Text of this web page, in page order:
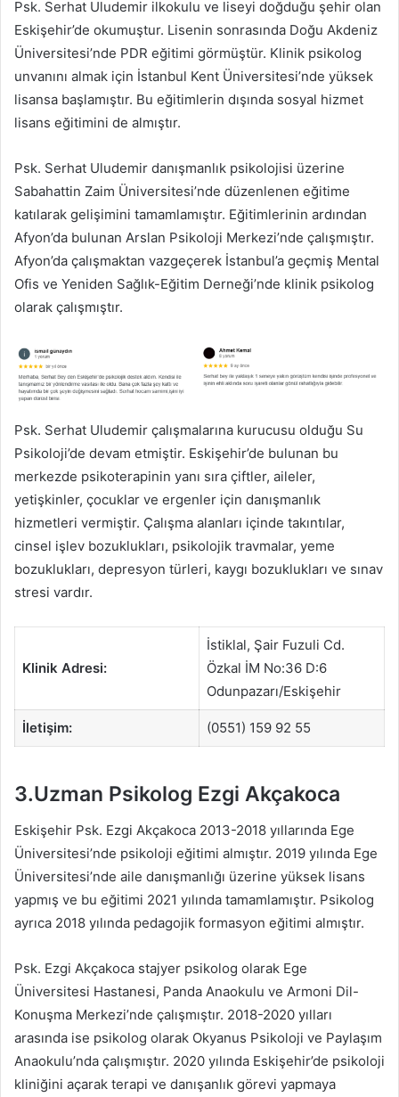
Psk. Serhat Uludemir ilkokulu ve liseyi doğduğu şehir olan
Eskişehir’de okumuştur. Lisenin sonrasında Doğu Akdeniz
Üniversitesi’nde PDR eğitimi görmüştür. Klinik psikolog
unvanını almak için İstanbul Kent Üniversitesi’nde yüksek
lisansa başlamıştır. Bu eğitimlerin dışında sosyal hizmet
lisans eğitimini de almıştır.
Psk. Serhat Uludemir danışmanlık psikolojisi üzerine
Sabahattin Zaim Üniversitesi’nde düzenlenen eğitime
katılarak gelişimini tamamlamıştır. Eğitimlerinin ardından
Afyon’da bulunan Arslan Psikoloji Merkezi’nde çalışmıştır.
Afyon’da çalışmaktan vazgeçerek İstanbul’a geçmiş Mental
Ofis ve Yeniden Sağlık-Eğitim Derneği’nde klinik psikolog
olarak çalışmıştır.
Psk. Serhat Uludemir çalışmalarına kurucusu olduğu Su
Psikoloji’de devam etmiştir. Eskişehir’de bulunan bu
merkezde psikoterapinin yanı sıra çiftler, aileler,
yetişkinler, çocuklar ve ergenler için danışmanlık
hizmetleri vermiştir. Çalışma alanları içinde takıntılar,
cinsel işlev bozuklukları, psikolojik travmalar, yeme
bozuklukları, depresyon türleri, kaygı bozuklukları ve sınav
stresi vardır.
Klinik Adresi:
İstiklal, Şair Fuzuli Cd.
Özkal İM No:36 D:6
Odunpazarı/Eskişehir
İletişim: (0551) 159 92 55
3.Uzman Psikolog Ezgi Akçakoca
Eskişehir Psk. Ezgi Akçakoca 2013-2018 yıllarında Ege
Üniversitesi’nde psikoloji eğitimi almıştır. 2019 yılında Ege
Üniversitesi’nde aile danışmanlığı üzerine yüksek lisans
yapmış ve bu eğitimi 2021 yılında tamamlamıştır. Psikolog
ayrıca 2018 yılında pedagojik formasyon eğitimi almıştır.
Psk. Ezgi Akçakoca stajyer psikolog olarak Ege
Üniversitesi Hastanesi, Panda Anaokulu ve Armoni Dil-
Konuşma Merkezi’nde çalışmıştır. 2018-2020 yılları
arasında ise psikolog olarak Okyanus Psikoloji ve Paylaşım
Anaokulu’nda çalışmıştır. 2020 yılında Eskişehir’de psikoloji
kliniğini açarak terapi ve danışanlık görevi yapmaya